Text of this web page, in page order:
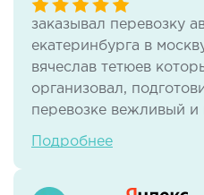
заказывал перевозку
екатеринбурга в
вячеслав тетюев
организовал,
перевозке вежливый и
рекомендую .
Подробнее